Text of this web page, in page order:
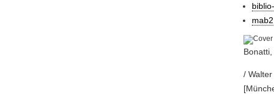
mab2
/